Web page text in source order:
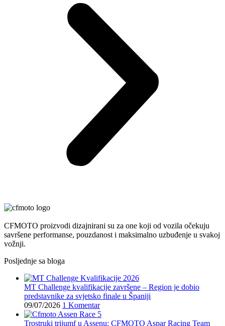
CFMOTO proizvodi dizajnirani su za one koji od vozila očekuju
savršene performanse, pouzdanost i maksimalno uzbuđenje u svakoj
vožnji.
Posljednje sa bloga
MT Challenge kvalifikacije završene – Region je dobio
predstavnike za svjetsko finale u Španiji
09/07/2026 1 Komentar
Trostruki trijumf u Assenu: CFMOTO Aspar Racing Team